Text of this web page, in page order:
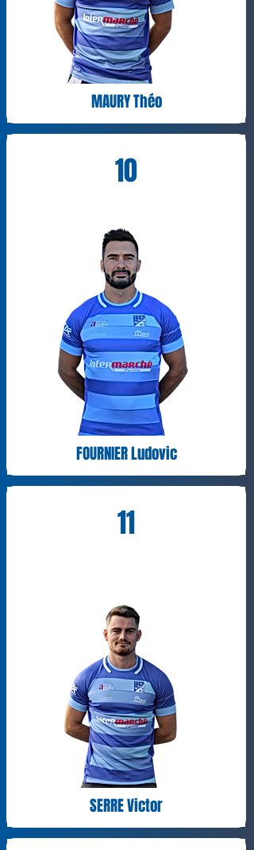
MAURY Théo
10
FOURNIER Ludovic
11
SERRE Victor